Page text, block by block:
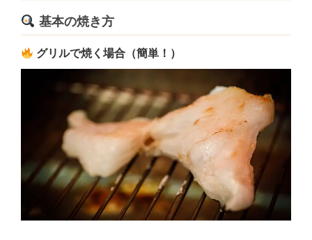
基本の焼き方
グリルで焼く場合（簡単！）